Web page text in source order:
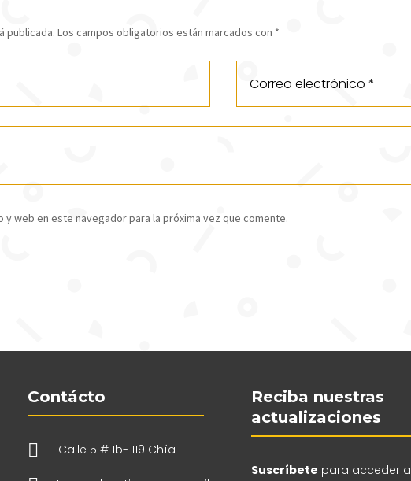
publicada. Los campos obligatorios están marcados con *
web en este navegador para la próxima vez que comente.
Contácto
 Calle 5 # 1b- 119 Chía
Reciba nuestras
actualizaciones
Suscríbete para acceder a